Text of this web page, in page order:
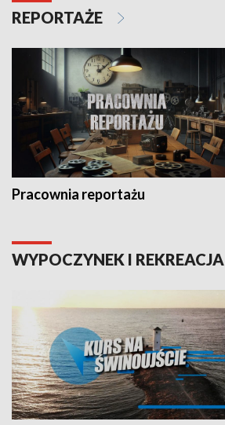
REPORTAŻE
Pracownia reportażu
WYPOCZYNEK I REKREACJA